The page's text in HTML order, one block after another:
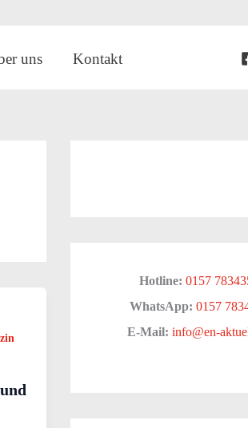
uns Kontakt
Hotline: 0157
WhatsApp: 0157
E-Mail: info@en-